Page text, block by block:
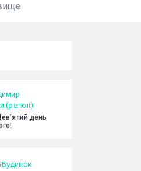
(регіон)
день
Будинок